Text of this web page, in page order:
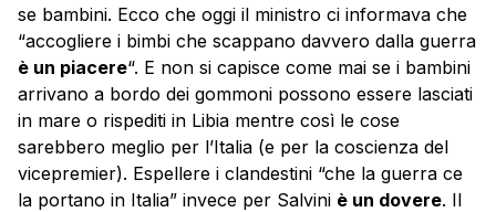
se bambini. Ecco che oggi il ministro ci informava che
“accogliere i bimbi che scappano davvero dalla guerra
è un piacere“. E non si capisce come mai se i bambini
arrivano a bordo dei gommoni possono essere lasciati
in mare o rispediti in Libia mentre così le cose
sarebbero meglio per l’Italia (e per la coscienza del
vicepremier). Espellere i clandestini “che la guerra ce
la portano in Italia” invece per Salvini è un dovere. Il